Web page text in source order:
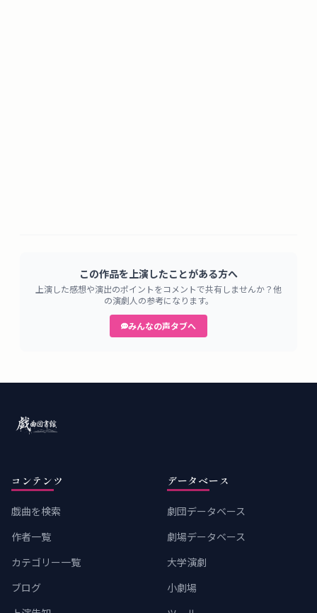
この作品を上演したことがある方へ
上演した感想や演出のポイントをコメントで共有しませんか？他
の演劇人の参考になります。
みんなの声タブへ
コンテンツ
戯曲を検索
作者一覧
カテゴリー一覧
ブログ
データベース
劇団データベース
劇場データベース
大学演劇
小劇場